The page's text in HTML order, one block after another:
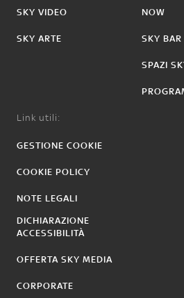
SKY VIDEO
SKY ARTE
NOW
SKY BAR
SPAZI
Link utili:
GESTIONE COOKIE
COOKIE POLICY
NOTE LEGALI
DICHIARAZIONE
ACCESSIBILITÀ
OFFERTA SKY MEDIA
CORPORATE